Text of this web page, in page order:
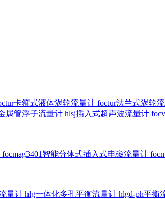
卡箍式液体涡轮流量计 foctur法兰式涡轮
属管浮子流量计 hlsj插入式超声波流量计
focmag3401智能分体式插入式电磁流量计
量计 hlg一体化多孔平衡流量计 hlgd-ph平衡